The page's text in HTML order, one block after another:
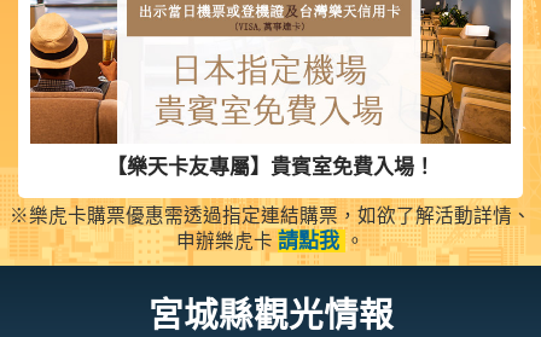
) 【樂天卡友專屬】貴賓室免費入場！
※樂虎卡購票優惠需透過指定連結購票，如欲了解活動詳情、
申辦樂虎卡 請點我 。
宮城縣觀光情報